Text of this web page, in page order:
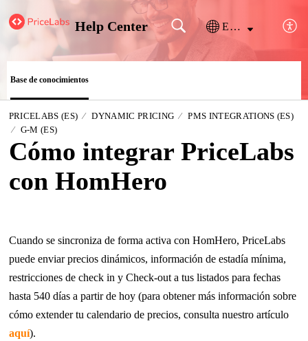
Help Center Español (España)
Base de conocimientos
PRICELABS (ES) DYNAMIC PRICING
PMS INTEGRATIONS (ES)
G-M (ES)
Cómo integrar PriceLabs
con HomHero
Cuando se sincroniza de forma activa con HomHero, PriceLabs
puede enviar precios dinámicos, información de estadía mínima,
restricciones de check in y Check-out a tus listados para fechas
hasta 540 días a partir de hoy (para obtener más información sobre
cómo extender tu calendario de precios, consulta nuestro artículo
aquí).